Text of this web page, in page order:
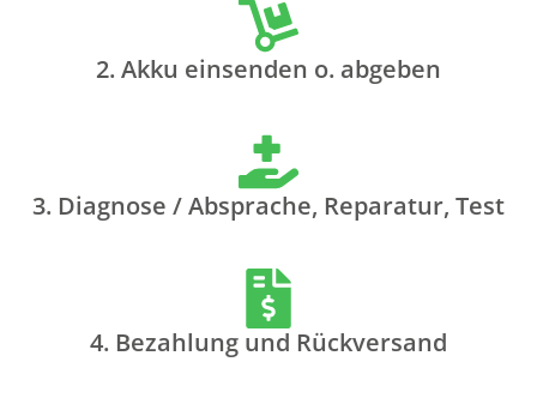
2. Akku einsenden o. abgeben
3. Diagnose / Absprache, Reparatur, Test
4. Bezahlung und Rückversand